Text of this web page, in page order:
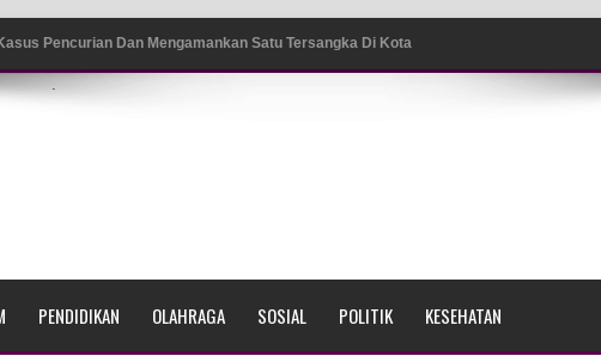
Pencurian Dan Mengamankan Satu Tersangka Di Kota
Warga Saat Nonton Bareng Final Piala Dunia 2026 di
.
PENDIDIKAN OLAHRAGA SOSIAL POLITIK KESEHATAN